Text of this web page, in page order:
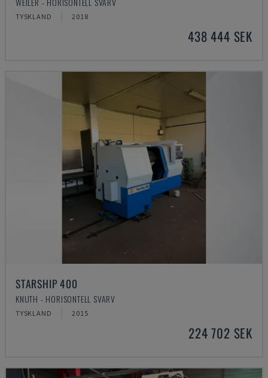
TYSKLAND 2018
438 444 SEK
STARSHIP 400
KNUTH - HORISONTELL SVARV
TYSKLAND 2015
224 702 SEK